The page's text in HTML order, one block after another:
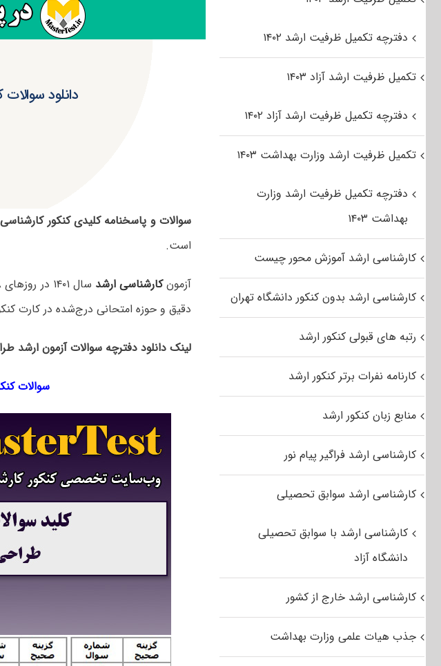
دانلود سوالات
سوالات و پاسخنامه کلیدی کنکور کارشناسی
است.
آزمونکارشناسی ارشد
دقیق و حوزه امتحانی درج‌شده در کارت
لینک دانلود دفترچه سوالات آزمون ارشد
سوالات
دفترچه تکمیل ظرفیت ارشد ۱۴۰۲
تکمیل ظرفیت ارشد آزاد ۱۴۰۳
دفترچه تکمیل ظرفیت ارشد آزاد ۱۴۰۲
تکمیل ظرفیت ارشد وزارت بهداشت ۱۴۰۳
دفترچه تکمیل ظرفیت ارشد وزارت
بهداشت ۱۴۰۳
کارشناسی ارشد آموزش محور چیست
کارشناسی ارشد بدون کنکور دانشگاه تهران
رتبه های قبولی کنکور ارشد
کارنامه نفرات برتر کنکور ارشد
منابع زبان کنکور ارشد
کارشناسی ارشد فراگیر پیام نور
کارشناسی ارشد سوابق تحصیلی
کارشناسی ارشد با سوابق تحصیلی
دانشگاه آزاد
کارشناسی ارشد خارج از کشور
جذب هیات علمی وزارت بهداشت